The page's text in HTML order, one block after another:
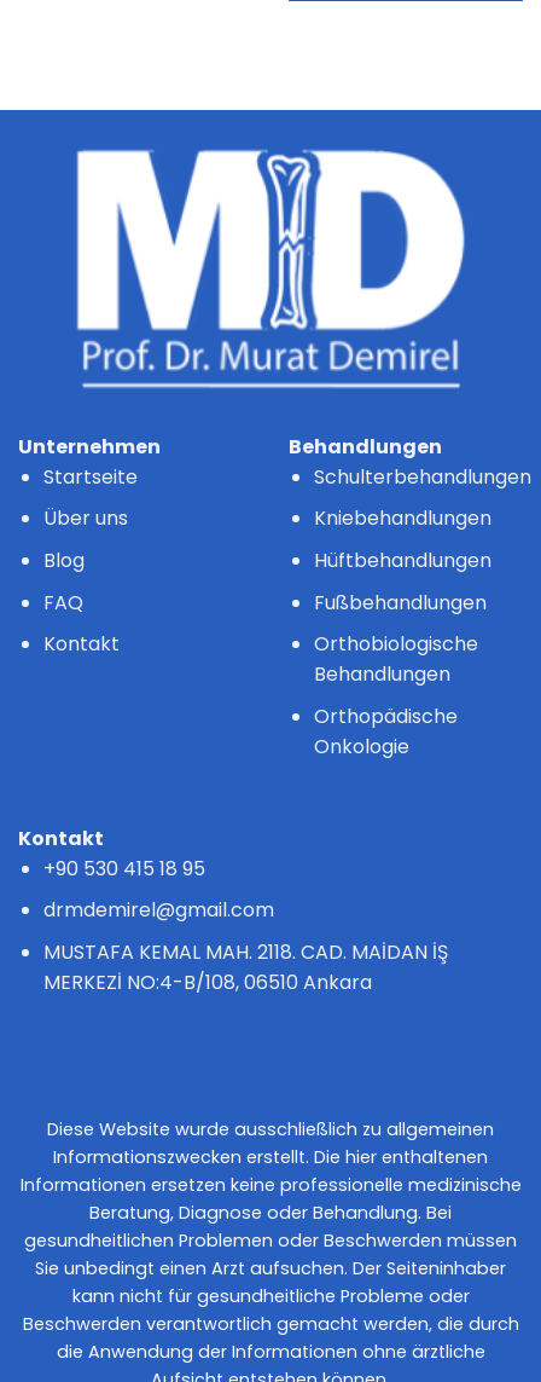
Unternehmen
Startseite
Über uns
Blog
FAQ
Kontakt
Behandlungen
Schulterbehandlungen
Kniebehandlungen
Hüftbehandlungen
Fußbehandlungen
Orthobiologische
Behandlungen
Orthopädische
Onkologie
Kontakt
+90 530 415 18 95
drmdemirel@gmail.com
MUSTAFA KEMAL MAH. 2118. CAD. MAİDAN İŞ
MERKEZİ NO:4-B/108, 06510 Ankara
Diese Website wurde ausschließlich zu allgemeinen
Informationszwecken erstellt. Die hier enthaltenen
Informationen ersetzen keine professionelle medizinische
Beratung, Diagnose oder Behandlung. Bei
gesundheitlichen Problemen oder Beschwerden müssen
Sie unbedingt einen Arzt aufsuchen. Der Seiteninhaber
kann nicht für gesundheitliche Probleme oder
Beschwerden verantwortlich gemacht werden, die durch
die Anwendung der Informationen ohne ärztliche